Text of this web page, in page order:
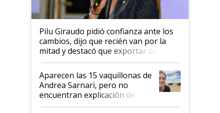
Pilu Giraudo pidió confianza ante los
cambios, dijo que recién van por la
mitad y destacó que exportar dejó de
ser "para unos pocos": "Tenemos un
mandato muy claro del gobierno
nacional"
Aparecen las 15 vaquillonas de
Andrea Sarnari, pero no
encuentran explicación de
cómo llegaron allí